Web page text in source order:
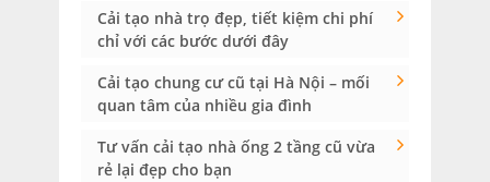
Cải tạo nhà trọ đẹp, tiết kiệm chi phí
chỉ với các bước dưới đây
Cải tạo chung cư cũ tại Hà Nội – mối
quan tâm của nhiều gia đình
Tư vấn cải tạo nhà ống 2 tầng cũ vừa
rẻ lại đẹp cho bạn